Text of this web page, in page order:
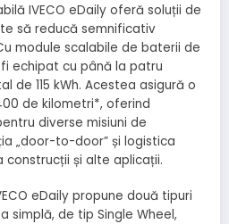
IVECO eDaily oferă soluții de
să reducă semnificativ
module scalabile de baterii de
echipat cu până la patru
de 115 kWh. Acestea asigură o
de kilometri*, oferind
diverse misiuni de
„door-to-door” și logistica
construcții și alte aplicații.
eDaily propune două tipuri
simplă, de tip Single Wheel,